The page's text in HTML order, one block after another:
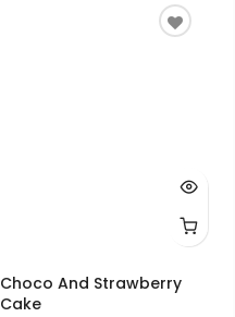
Choco And Strawberry
Cake